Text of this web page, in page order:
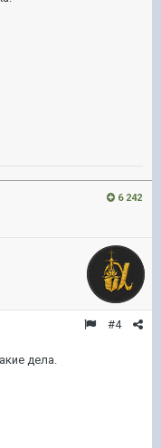
6 242
#4
дела.